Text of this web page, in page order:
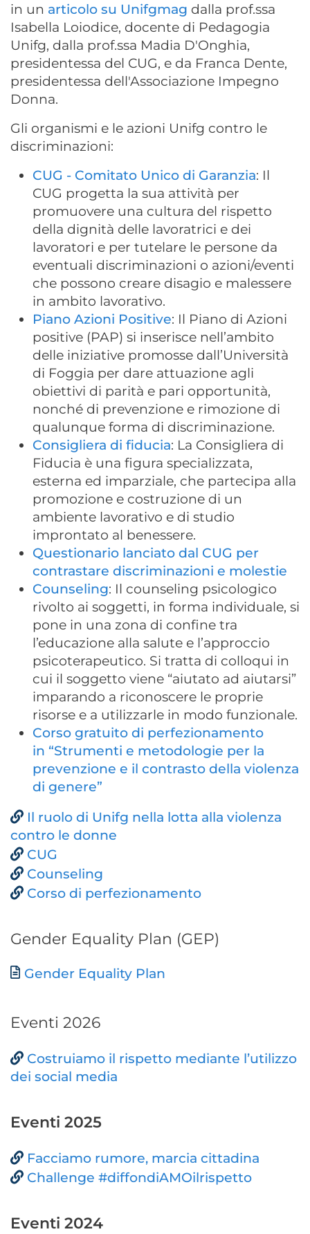
in un articolo su Unifgmag dalla prof.ssa
Isabella Loiodice, docente di Pedagogia
Unifg, dalla prof.ssa Madia D'Onghia,
presidentessa del CUG, e da Franca Dente,
presidentessa dell'Associazione Impegno
Donna.
Gli organismi e le azioni Unifg contro le
discriminazioni:
CUG - Comitato Unico di Garanzia: Il
CUG progetta la sua attività per
promuovere una cultura del rispetto
della dignità delle lavoratrici e dei
lavoratori e per tutelare le persone da
eventuali discriminazioni o azioni/eventi
che possono creare disagio e malessere
in ambito lavorativo.
Piano Azioni Positive: Il Piano di Azioni
positive (PAP) si inserisce nell’ambito
delle iniziative promosse dall’Università
di Foggia per dare attuazione agli
obiettivi di parità e pari opportunità,
nonché di prevenzione e rimozione di
qualunque forma di discriminazione.
Consigliera di fiducia: La Consigliera di
Fiducia è una figura specializzata,
esterna ed imparziale, che partecipa alla
promozione e costruzione di un
ambiente lavorativo e di studio
improntato al benessere.
Questionario lanciato dal CUG per
contrastare discriminazioni e molestie
Counseling: Il counseling psicologico
rivolto ai soggetti, in forma individuale, si
pone in una zona di confine tra
l’educazione alla salute e l’approccio
psicoterapeutico. Si tratta di colloqui in
cui il soggetto viene “aiutato ad aiutarsi”
imparando a riconoscere le proprie
risorse e a utilizzarle in modo funzionale.
Corso gratuito di perfezionamento
in “Strumenti e metodologie per la
prevenzione e il contrasto della violenza
di genere”
Il ruolo di Unifg nella lotta alla violenza
contro le donne
CUG
Counseling
Corso di perfezionamento
Gender Equality Plan (GEP)
Document
Gender Equality Plan
Eventi 2026
Costruiamo il rispetto mediante l’utilizzo
dei social media
Eventi 2025
Facciamo rumore, marcia cittadina
Challenge #diffondiAMOilrispetto
Eventi 2024